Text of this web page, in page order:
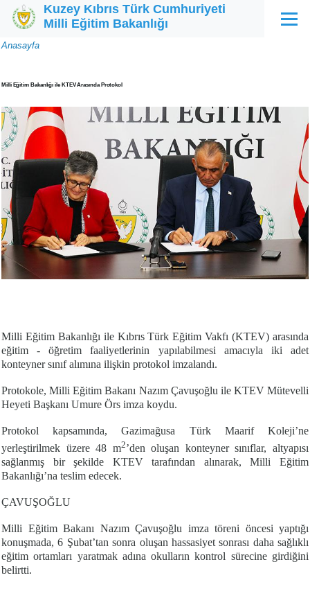
Ana içeriğe atla
Kuzey Kıbrıs Türk Cumhuriyeti
Milli Eğitim Bakanlığı
Menü
Sayfa
Anasayfa
​​​​​​​Milli Eğitim Bakanlığı ile KTEV Arasında Protokol
Milli Eğitim Bakanlığı ile Kıbrıs Türk Eğitim Vakfı (KTEV) arasında
eğitim - öğretim faaliyetlerinin yapılabilmesi amacıyla iki adet
konteyner sınıf alımına ilişkin protokol imzalandı.
Protokole, Milli Eğitim Bakanı Nazım Çavuşoğlu ile KTEV Mütevelli
Heyeti Başkanı Umure Örs imza koydu.
Protokol kapsamında, Gazimağusa Türk Maarif Koleji’ne
yerleştirilmek üzere 48 m2’den oluşan konteyner sınıflar, altyapısı
sağlanmış bir şekilde KTEV tarafından alınarak, Milli Eğitim
Bakanlığı’na teslim edecek.
ÇAVUŞOĞLU
Milli Eğitim Bakanı Nazım Çavuşoğlu imza töreni öncesi yaptığı
konuşmada, 6 Şubat’tan sonra oluşan hassasiyet sonrası daha sağlıklı
eğitim ortamları yaratmak adına okulların kontrol sürecine girdiğini
belirtti.